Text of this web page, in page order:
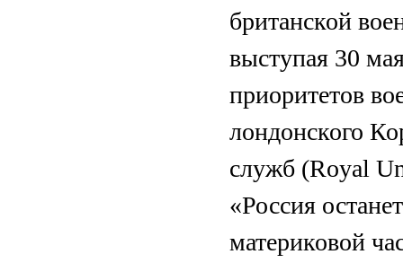
британской
выступая 30
приоритетов
лондонского
служб (Royal
«Россия
материковой